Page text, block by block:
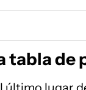
tabla de